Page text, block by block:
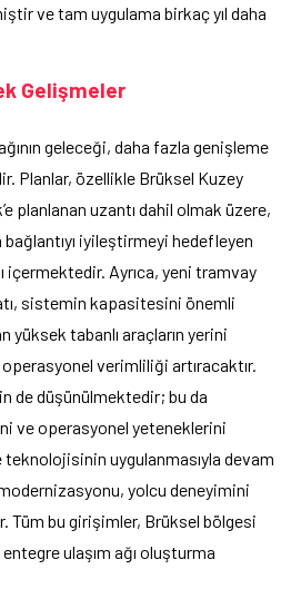
ve tam uygulama birkaç yıl daha
Gelişmeler
geleceği, daha fazla genişleme
Planlar, özellikle Brüksel Kuzey
planlanan uzantı dahil olmak üzere,
iyileştirmeyi hedefleyen
içermektedir. Ayrıca, yeni tramvay
sistemin kapasitesini önemli
yüksek tabanlı araçların yerini
verimliliği artıracaktır.
de düşünülmektedir; bu da
ve operasyonel yeteneklerini
teknolojisinin uygulanmasıyla devam
yolcu deneyimini
Tüm bu girişimler, Brüksel bölgesi
ulaşım ağı oluşturma